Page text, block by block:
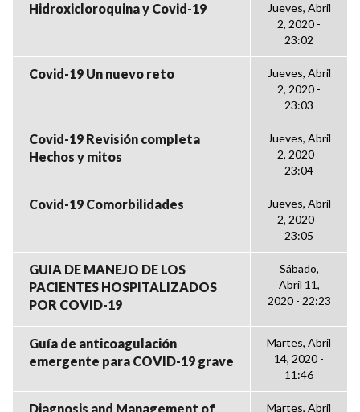
Hidroxicloroquina y Covid-19
Jueves, Abril
2, 2020 -
23:02
Covid-19 Un nuevo reto
Jueves, Abril
2, 2020 -
23:03
Covid-19 Revisión completa
Hechos y mitos
Jueves, Abril
2, 2020 -
23:04
Covid-19 Comorbilidades
Jueves, Abril
2, 2020 -
23:05
GUIA DE MANEJO DE LOS
PACIENTES HOSPITALIZADOS
POR COVID-19
Sábado,
Abril 11,
2020 - 22:23
Guía de anticoagulación
emergente para COVID-19 grave
Martes, Abril
14, 2020 -
11:46
Diagnosis and Management of
Martes, Abril